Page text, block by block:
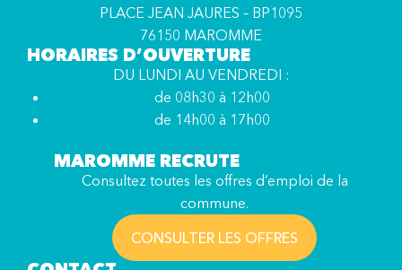
PLACE JEAN JAURES – BP1095
76150 MAROMME
HORAIRES D’OUVERTURE
DU LUNDI AU VENDREDI :
de 08h30 à 12h00
de 14h00 à 17h00
MAROMME RECRUTE
Consultez toutes les offres d’emploi de la
commune.
CONSULTER LES OFFRES